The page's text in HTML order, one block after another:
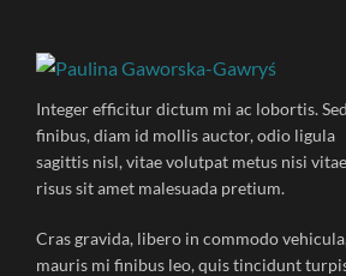
Integer efficitur dictum mi ac lobortis. Sed
finibus, diam id mollis auctor, odio ligula
sagittis nisl, vitae volutpat metus nisi vitae
risus sit amet malesuada pretium.
Cras gravida, libero in commodo
mauris mi finibus leo, quis tincidunt